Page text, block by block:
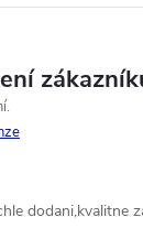
dodani,kvalitne